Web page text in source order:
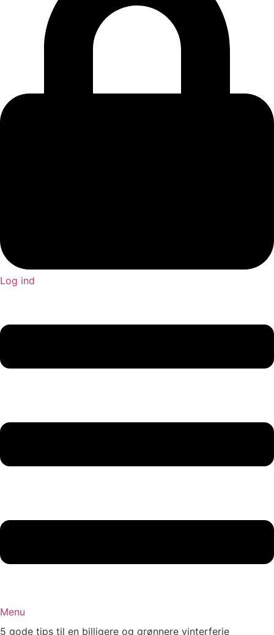
Log ind
Menu
5 gode tips til en billigere og grønnere vinterferie